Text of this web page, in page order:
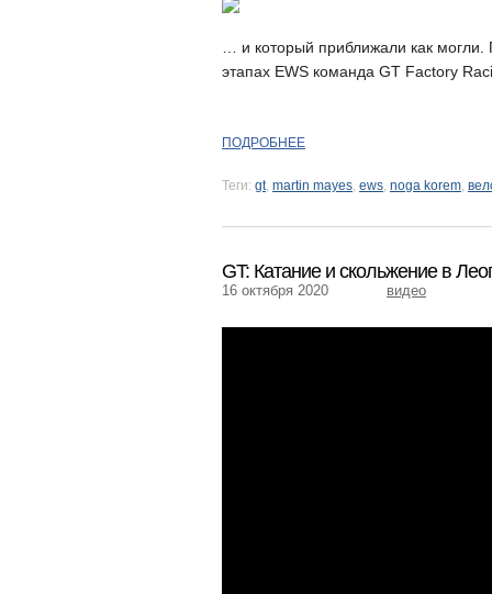
… и который приближали как
этапах EWS команда GT Factory
ПОДРОБНЕЕ
Теги: gt, martin mayes, ews, noga korem,
GT: Катание и скольжение в
16 октября 2020 видео